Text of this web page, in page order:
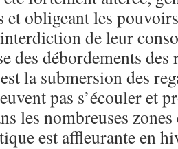
et obligeant les
de leur
des débordements des
la submersion des
pas s’écouler et
les nombreuses
est affleurante en